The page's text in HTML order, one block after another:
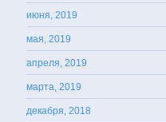
июня, 2019
мая, 2019
апреля, 2019
марта, 2019
декабря, 2018